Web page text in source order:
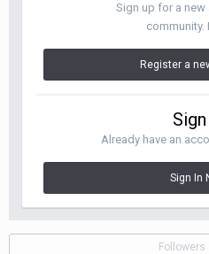
Sign up for a
community.
Register a
Already have an
Sign In
Followers